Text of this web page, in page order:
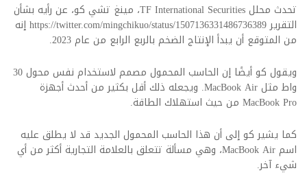
تحدث محلل TF International Securities، مينغ تشي كو، عن رأيه بشأن
التقرير
https://twitter.com/mingchikuo/status/1507136331486736389 إنه
من المتوقع أن يبدأ الإنتاج الضخم بالربع الرابع من عام 2023.
ويقول كو أيضًا إن الحاسب المحمول مصمم لاستخدام نفس محول 30
واط مثل MacBook Air. ويجعله ذلك أقل بكثير من أحدث أجهزة
MacBook Pro من حيث استهلاك الطاقة.
كما يشير كو إلى أن هذا الحاسب المحمول الجديد قد لا يطلق عليه
اسم MacBook Air، وهي مسألة تتعلق بالعلامة التجارية أكثر من أي
شيء آخر.